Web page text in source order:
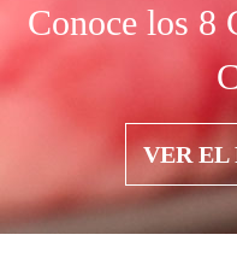
Conoce los 8
VER EL